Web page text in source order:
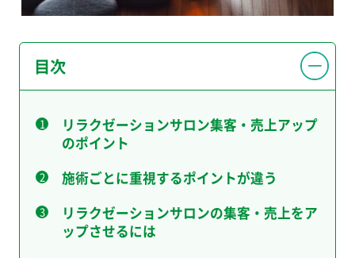
目次
リラクゼーションサロン集客・売上アップ
のポイント
施術ごとに重視するポイントが違う
リラクゼーションサロンの集客・売上をア
ップさせるには